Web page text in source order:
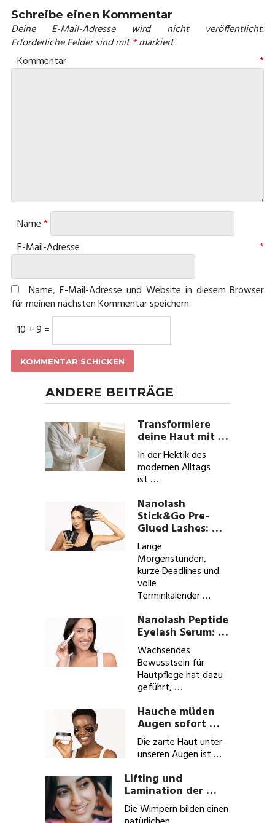
Schreibe einen Kommentar
Deine E-Mail-Adresse wird nicht veröffentlicht.
Erforderliche Felder sind mit*markiert
Kommentar*
Name*
E-Mail-Adresse*
Name, E-Mail-Adresse und Website in diesem Browser
für meinen nächsten Kommentar speichern.
10 + 9 =
ANDERE BEITRÄGE
Transformiere
deine Haut mit …
In der Hektik des
modernen Alltags
ist …
Nanolash
Stick&Go Pre-
Glued Lashes: …
Lange
Morgenstunden,
kurze Deadlines und
volle
Terminkalender …
Nanolash Peptide
Eyelash Serum: …
Wachsendes
Bewusstsein für
Hautpflege hat dazu
geführt, …
Hauche müden
Augen sofort …
Die zarte Haut unter
unseren Augen ist …
Lifting und
Lamination der …
Die Wimpern bilden einen